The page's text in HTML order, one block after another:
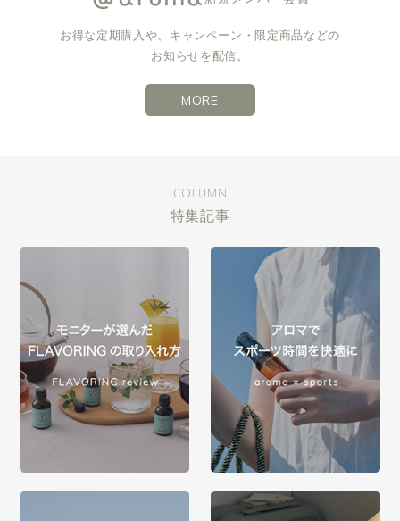
お得な定期購入や、キャンペーン・限定商品などの
お知らせを配信。
MORE
COLUMN
特集記事